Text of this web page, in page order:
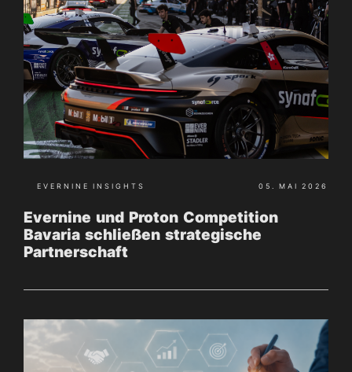
Evernine und Proton Competition
Bavaria schließen strategische
Partnerschaft
EVERNINE INSIGHTS 05. MAI 2026